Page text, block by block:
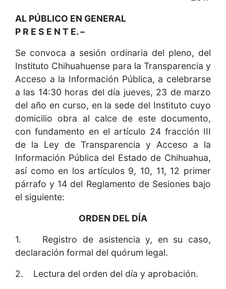
AL PÚBLICO EN GENERAL
P R E S E N T E. –
Se convoca a sesión ordinaria del pleno, del
Instituto Chihuahuense para la Transparencia y
Acceso a la Información Pública, a celebrarse
a las 14:30 horas del día jueves, 23 de marzo
del año en curso, en la sede del Instituto cuyo
domicilio obra al calce de este documento,
con fundamento en el artículo 24 fracción III
de la Ley de Transparencia y Acceso a la
Información Pública del Estado de Chihuahua,
así como en los artículos 9, 10, 11, 12 primer
párrafo y 14 del Reglamento de Sesiones bajo
el siguiente:
ORDEN DEL DÍA
1. Registro de asistencia y, en su caso,
declaración formal del quórum legal.
2. Lectura del orden del día y aprobación.